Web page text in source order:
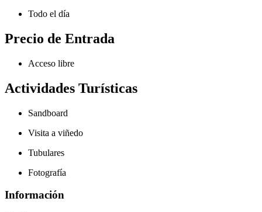
Todo el día
Precio de Entrada
Acceso libre
Actividades Turísticas
Sandboard
Visita a viñedo
Tubulares
Fotografía
Información